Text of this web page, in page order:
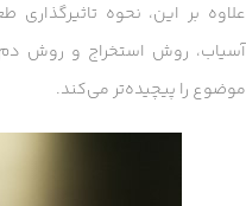
علاوه بر این، نحوه
آسیاب، روش استخراج و روش
موضوع را پیچیده‌تر می‌کند.